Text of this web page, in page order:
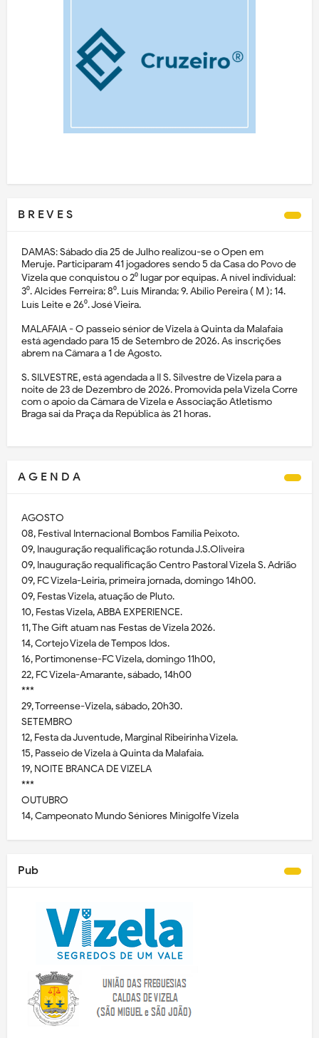
B R E V E S
DAMAS: Sábado dia 25 de Julho realizou-se o Open em
Meruje. Participaram 41 jogadores sendo 5 da Casa do Povo de
Vizela que conquistou o 2⁰ lugar por equipas. A nível individual:
3⁰. Alcides Ferreira; 8⁰. Luís Miranda; 9. Abílio Pereira ( M ); 14.
Luís Leite e 26⁰. José Vieira.
MALAFAIA - O passeio sénior de Vizela à Quinta da Malafaia
está agendado para 15 de Setembro de 2026. As inscrições
abrem na Câmara a 1 de Agosto.
S. SILVESTRE, está agendada a II S. Silvestre de Vizela para a
noite de 23 de Dezembro de 2026. Promovida pela Vizela Corre
com o apoio da Câmara de Vizela e Associação Atletismo
Braga sai da Praça da República às 21 horas.
A G E N D A
AGOSTO
08, Festival Internacional Bombos Família Peixoto.
09, Inauguração requalificação rotunda J.S.Oliveira
09, Inauguração requalificação Centro Pastoral Vizela S. Adrião
09, FC Vizela-Leiria, primeira jornada, domingo 14h00.
09, Festas Vizela, atuação de Pluto.
10, Festas Vizela, ABBA EXPERIENCE.
11, The Gift atuam nas Festas de Vizela 2026.
14, Cortejo Vizela de Tempos Idos.
16, Portimonense-FC Vizela, domingo 11h00,
22, FC Vizela-Amarante, sábado, 14h00
***
29, Torreense-Vizela, sábado, 20h30.
SETEMBRO
12, Festa da Juventude, Marginal Ribeirinha Vizela.
15, Passeio de Vizela à Quinta da Malafaia.
19, NOITE BRANCA DE VIZELA
***
OUTUBRO
14, Campeonato Mundo Séniores Minigolfe Vizela
Pub